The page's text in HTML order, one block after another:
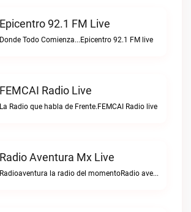
Epicentro 92.1 FM Live
Donde Todo Comienza...Epicentro 92.1 FM live
FEMCAI Radio Live
La Radio que habla de Frente.FEMCAI Radio live
Radio Aventura Mx Live
Radioaventura la radio del momentoRadio aventura mx live